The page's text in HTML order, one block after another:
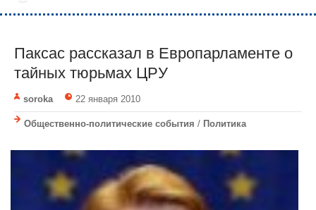
Паксас рассказал в Европарламенте о
тайных тюрьмах ЦРУ
soroka 22 января 2010
Общественно-политические события / Политика